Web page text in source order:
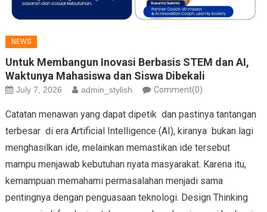
NEWS
Untuk Membangun Inovasi Berbasis STEM dan AI,
Waktunya Mahasiswa dan Siswa Dibekali
July 7, 2026 admin_stylish Comment(0)
Catatan menawan yang dapat dipetik dan pastinya tantangan
terbesar di era Artificial Intelligence (AI), kiranya bukan lagi
menghasilkan ide, melainkan memastikan ide tersebut
mampu menjawab kebutuhan nyata masyarakat. Karena itu,
kemampuan memahami permasalahan menjadi sama
pentingnya dengan penguasaan teknologi. Design Thinking